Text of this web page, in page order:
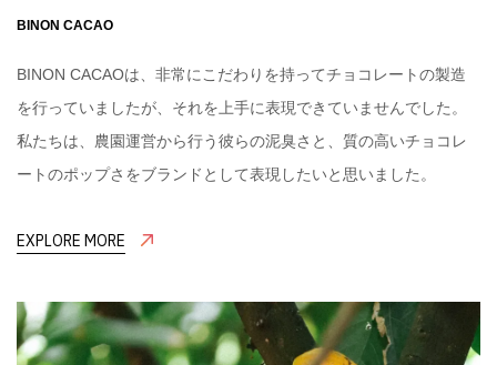
BINON CACAO
BINON CACAOは、非常にこだわりを持ってチョコレートの製造
を行っていましたが、それを上手に表現できていませんでした。
私たちは、農園運営から行う彼らの泥臭さと、質の高いチョコレ
ートのポップさをブランドとして表現したいと思いました。
EXPLORE MORE